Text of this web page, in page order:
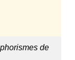
de